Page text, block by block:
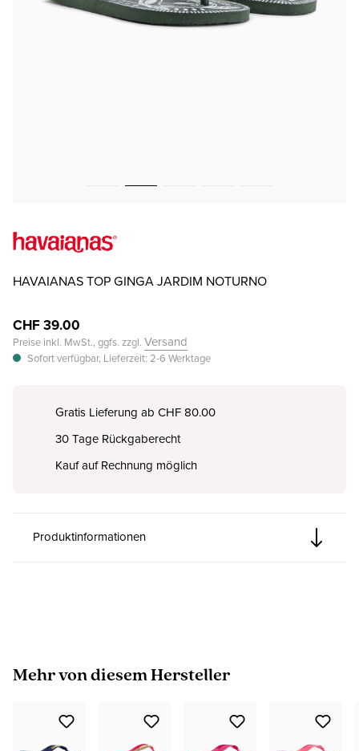
HAVAIANAS TOP GINGA JARDIM NOTURNO
CHF 39.00
Preise inkl. MwSt., ggfs. zzgl. Versand
Sofort verfügbar, Lieferzeit: 2-6 Werktage
Gratis Lieferung ab CHF 80.00
30 Tage Rückgaberecht
Kauf auf Rechnung möglich
Produktinformationen
Produktgalerie überspringen
Mehr von diesem Hersteller